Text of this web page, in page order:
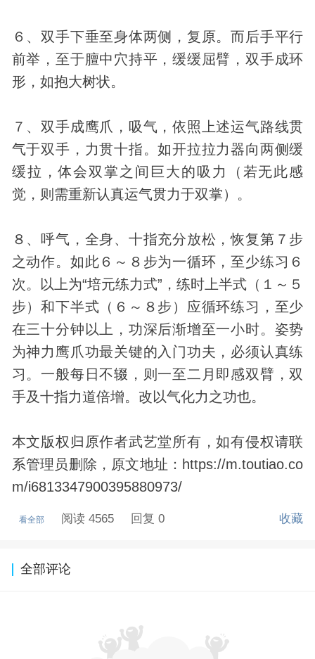
６、双手下垂至身体两侧，复原。而后手平行
前举，至于膻中穴持平，缓缓屈臂，双手成环
形，如抱大树状。
７、双手成鹰爪，吸气，依照上述运气路线贯
气于双手，力贯十指。如开拉拉力器向两侧缓
缓拉，体会双掌之间巨大的吸力（若无此感
觉，则需重新认真运气贯力于双掌）。
８、呼气，全身、十指充分放松，恢复第７步
之动作。如此６～８步为一循环，至少练习６
次。以上为“培元练力式”，练时上半式（１～５
步）和下半式（６～８步）应循环练习，至少
在三十分钟以上，功深后渐增至一小时。姿势
为神力鹰爪功最关键的入门功夫，必须认真练
习。一般每日不辍，则一至二月即感双臂，双
手及十指力道倍增。改以气化力之功也。
本文版权归原作者武艺堂所有，如有侵权请联
系管理员删除，原文地址：https://m.toutiao.co
m/i6813347900395880973/
看全部 阅读 4565 回复 0 收藏
全部评论